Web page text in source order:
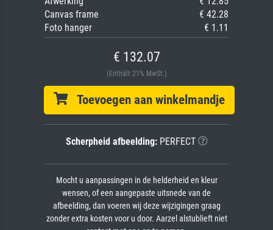
Canvas frame
€ 42.28
Foto hanger
€ 1.11
€ 132.07
(Enthält 21% MwSt.)
Toevoegen aan winkelmandje
Scherpheid afbeelding:PERFECT
Mocht u aanpassingen in de helderheid en kleur
wensen, of een aangepaste uitsnede van de
afbeelding, dan voeren wij deze wijzigingen graag
zonder extra kosten voor u door. Aarzel alstublieft niet